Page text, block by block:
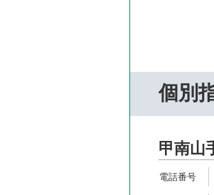
個別
甲南山